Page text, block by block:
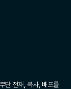
단 전재, 복사, 배포를